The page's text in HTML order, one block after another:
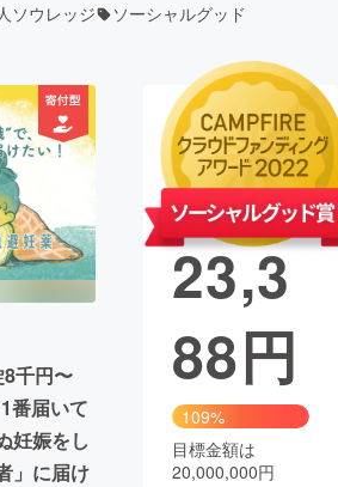
音楽
・ガジェット ゲーム・サ
書籍・雑誌
起業 チャレンジ
地域活性化
Good
CAMPFIRE Creation
さと納税machi-ya コミュニティ
ソウレッジ ソーシャルグッド
千円〜
番届いて
妊娠をし
」に届け
現在の支援総
額
21,8
23,3
88円
109%
目標金額は
20,000,000円